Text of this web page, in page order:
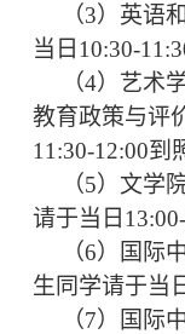
（3）英语
当日10:30-
（4）艺术
教育政策与评
11:30-12:00到
（5）文学
请于当日
（6）国际
生同学请于当
（7）国际